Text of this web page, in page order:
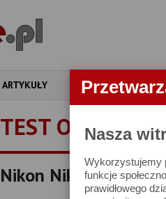
Nasza
Wykorzystujemy
funkcje
prawidłowego
ARTYKUŁY APARATY
TEST
Nikon Nikkor Z 135